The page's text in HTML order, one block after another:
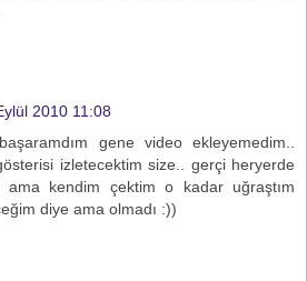
2010 11:08
gene video ekleyemedim..
izletecektim size.. gerçi heryerde
ama kendim çektim o kadar uğraştım
diye ama olmadı :))